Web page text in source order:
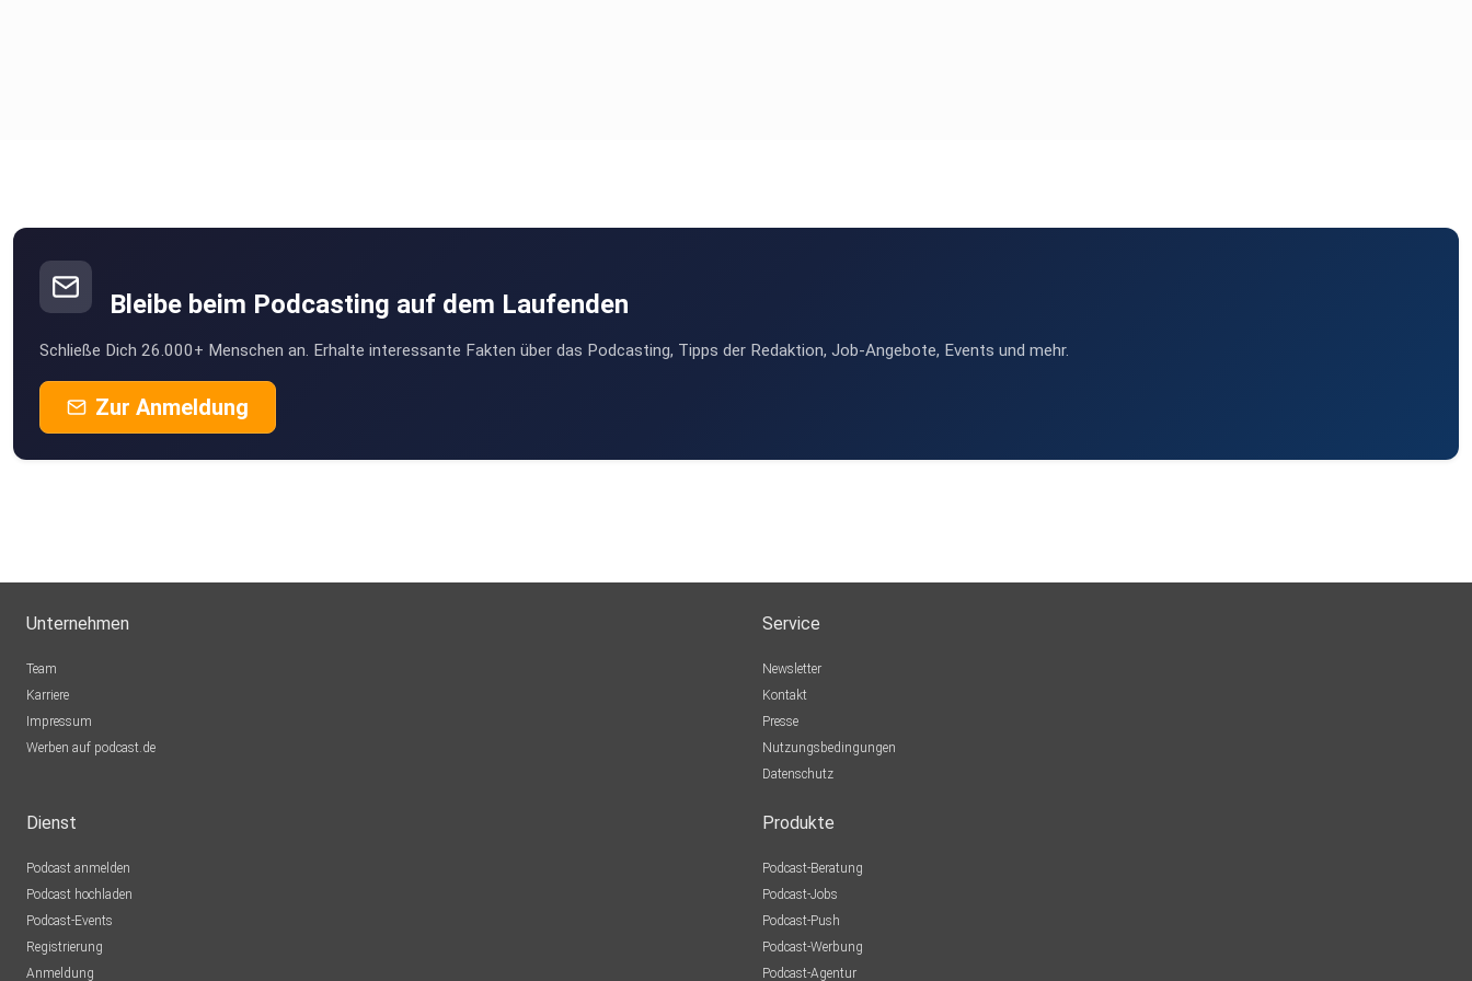
Bleibe beim Podcasting auf dem Laufenden
Schließe Dich 26.000+ Menschen an. Erhalte interessante Fakten über das Podcasting, Tipps der Redaktion, Job-Angebote, Events und mehr.
Zur Anmeldung
Unternehmen
Team
Karriere
Impressum
Werben auf podcast.de
Service
Newsletter
Kontakt
Presse
Nutzungsbedingungen
Datenschutz
Dienst
Podcast anmelden
Podcast hochladen
Podcast-Events
Registrierung
Anmeldung
Produkte
Podcast-Beratung
Podcast-Jobs
Podcast-Push
Podcast-Werbung
Podcast-Agentur